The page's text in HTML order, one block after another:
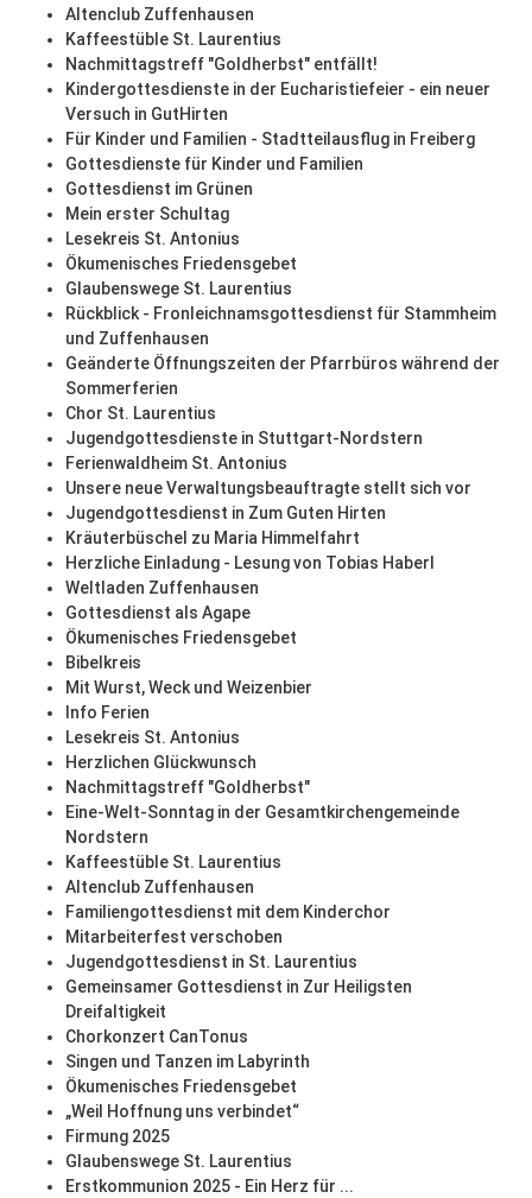
Altenclub Zuffenhausen
Kaffeestüble St. Laurentius
Nachmittagstreff "Goldherbst" entfällt!
Kindergottesdienste in der Eucharistiefeier - ein neuer
Versuch in GutHirten
Für Kinder und Familien - Stadtteilausflug in Freiberg
Gottesdienste für Kinder und Familien
Gottesdienst im Grünen
Mein erster Schultag
Lesekreis St. Antonius
Ökumenisches Friedensgebet
Glaubenswege St. Laurentius
Rückblick - Fronleichnamsgottesdienst für Stammheim
und Zuffenhausen
Geänderte Öffnungszeiten der Pfarrbüros während der
Sommerferien
Chor St. Laurentius
Jugendgottesdienste in Stuttgart-Nordstern
Ferienwaldheim St. Antonius
Unsere neue Verwaltungsbeauftragte stellt sich vor
Jugendgottesdienst in Zum Guten Hirten
Kräuterbüschel zu Maria Himmelfahrt
Herzliche Einladung - Lesung von Tobias Haberl
Weltladen Zuffenhausen
Gottesdienst als Agape
Ökumenisches Friedensgebet
Bibelkreis
Mit Wurst, Weck und Weizenbier
Info Ferien
Lesekreis St. Antonius
Herzlichen Glückwunsch
Nachmittagstreff "Goldherbst"
Eine-Welt-Sonntag in der Gesamtkirchengemeinde
Nordstern
Kaffeestüble St. Laurentius
Altenclub Zuffenhausen
Familiengottesdienst mit dem Kinderchor
Mitarbeiterfest verschoben
Jugendgottesdienst in St. Laurentius
Gemeinsamer Gottesdienst in Zur Heiligsten
Dreifaltigkeit
Chorkonzert CanTonus
Singen und Tanzen im Labyrinth
Ökumenisches Friedensgebet
„Weil Hoffnung uns verbindet“
Firmung 2025
Glaubenswege St. Laurentius
Erstkommunion 2025 - Ein Herz für ...